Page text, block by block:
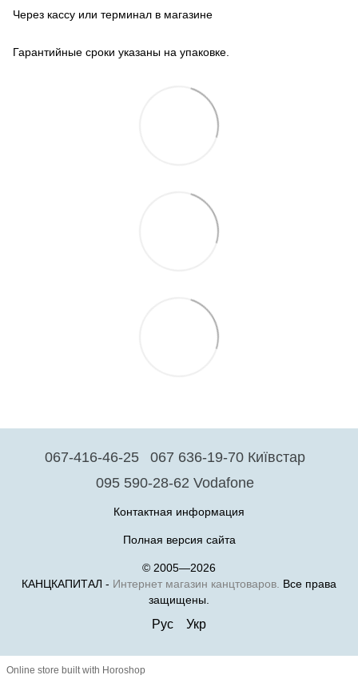
Через кассу или терминал в магазине
Гарантийные сроки указаны на упаковке.
067-416-46-25
067 636-19-70 Київстар
095 590-28-62 Vodafone
Контактная информация
Полная версия сайта
© 2005—2026
КАНЦКАПИТАЛ - Интернет магазин канцтоваров. Все права
защищены.
Рус Укр
Online store built with Horoshop